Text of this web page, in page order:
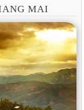
MAI